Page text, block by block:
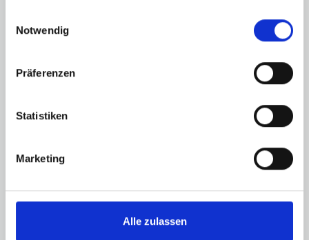
Notwendig
Präferenzen
Statistiken
Marketing
Alle zulassen
Unterhaltungsabenden mit lokalen Musikern und
Künstlern im Amphitheater am Meer teil.